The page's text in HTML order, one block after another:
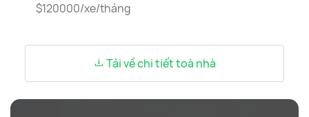
$120000/xe/tháng
Tải về chi tiết toà nhà